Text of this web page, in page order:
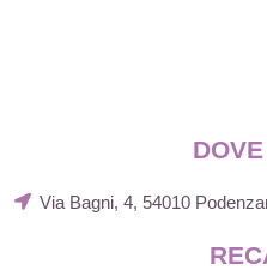
Via Bagni, 4, 54010